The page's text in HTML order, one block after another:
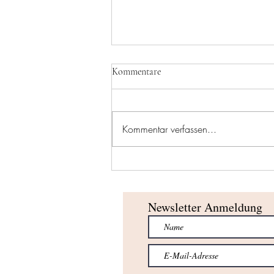
Kommentare
Kommentar verfassen...
Newsletter Anmeldung